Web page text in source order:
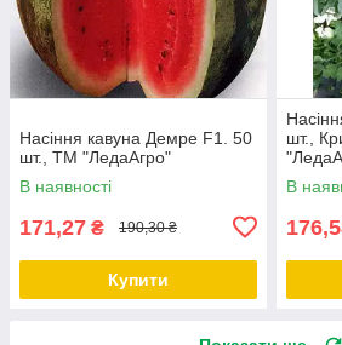
Насіння кавуна Демре F1. 50
шт., ТМ "ЛедаАгро"
В наявності
171,27 ₴ 190,30 ₴
Купити
шт.,
В